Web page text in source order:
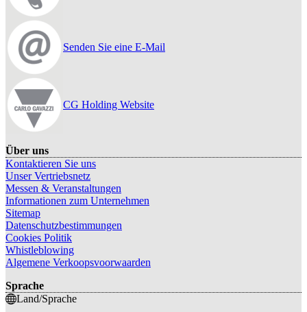
Senden Sie eine E-Mail
CG Holding Website
Über uns
Kontaktieren Sie uns
Unser Vertriebsnetz
Messen & Veranstaltungen
Informationen zum Unternehmen
Sitemap
Datenschutzbestimmungen
Cookies Politik
Whistleblowing
Algemene Verkoopsvoorwaarden
Sprache
Land/Sprache